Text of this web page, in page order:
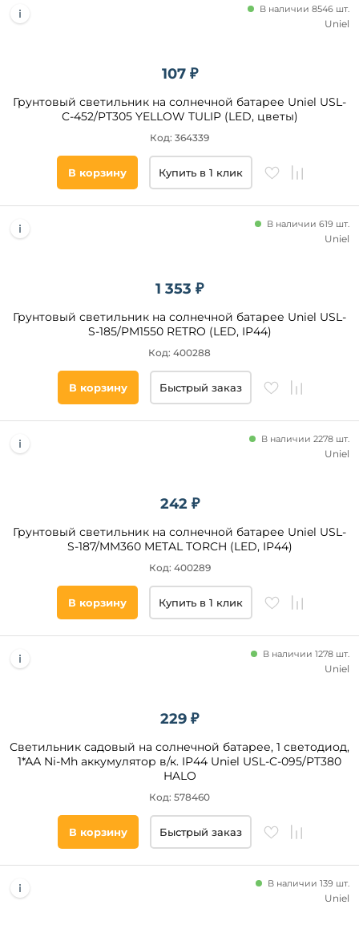
107 ₽
Грунтовый светильник на солнечной батарее Uniel USL-
C-452/PT305 YELLOW TULIP (LED, цветы)
В наличии 8546 шт.
Код: 364339
Uniel
В корзину Купить в 1 клик
1 353 ₽
Грунтовый светильник на солнечной батарее Uniel USL-
S-185/PM1550 RETRO (LED, IP44)
В наличии 619 шт.
Код: 400288
Uniel
В корзину Быстрый заказ
242 ₽
Грунтовый светильник на солнечной батарее Uniel USL-
S-187/MM360 METAL TORCH (LED, IP44)
В наличии 2278 шт.
Код: 400289
Uniel
В корзину Купить в 1 клик
229 ₽
Светильник садовый на солнечной батарее, 1 светодиод,
1*АА Ni-Mh аккумулятор в/к. IP44 Uniel USL-C-095/PT380
HALO
В наличии 1278 шт.
Код: 578460
Uniel
В корзину Быстрый заказ
В наличии 139 шт.
Uniel